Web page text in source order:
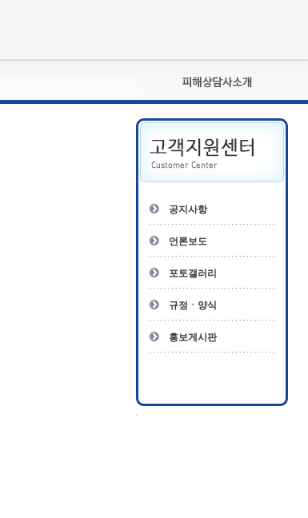
피해상담사란?
자격관리규정
상담사 자격증 확인
- 피해상담사 1급
- 전문수련감독자
- 전문수련기관
공지사항
언론보도
포토갤러리
규정ㆍ양식
홍보게시판